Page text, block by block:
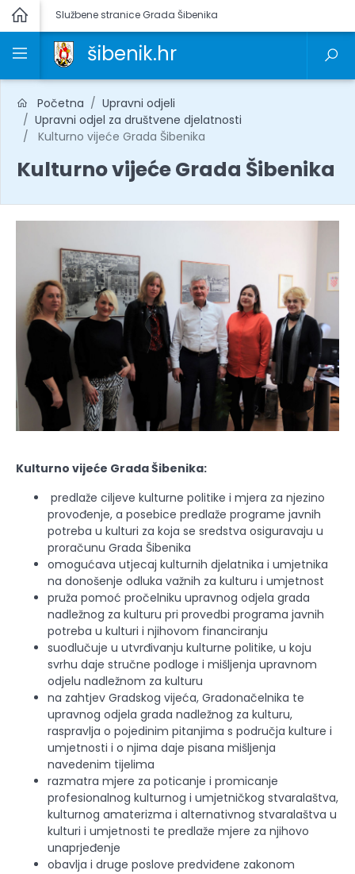
Službene stranice Grada Šibenika
šibenik.hr
Početna
Upravni odjeli
Upravni odjel za društvene djelatnosti
Kulturno vijeće Grada Šibenika
Kulturno vijeće Grada Šibenika
Kulturno vijeće Grada Šibenika:
predla­že ci­ljeve kulturne politike i mjera za ­njezino
provođe­nje, a posebice predlaže programe javnih
potreba u kulturi za koja se sredstva osiguravaju u
proračunu Grada Šibenika
omogućava utjecaj kulturnih djelatnika i umjetnika
na donoše­nje odluka važnih za kulturu i umjetnost
pruža pomoć pročelniku upravnog odjela grada
nadležnog za kulturu pri provedbi programa javnih
potreba u kulturi i njihovom financiranju
suodlučuje u utvrđivanju kulturne politike, u koju
svrhu daje stručne podloge i mišljenja upravnom
odjelu nadležnom za kulturu
na zahtjev Gradskog vijeća, Gradonačelnika te
upravnog odjela grada nadležnog za kulturu,
raspravlja o pojedinim pitanjima s područja kulture i
umjetnosti i o njima daje pisana mišljenja
navedenim tijelima
razmatra mjere za poticanje i promicanje
profesionalnog kulturnog i umjetničkog stvaralaštva,
kulturnog amaterizma i alternativnog stvaralaštva u
kulturi i umjetnosti te predlaže mjere za njihovo
unaprjeđenje
obavlja i druge poslove predviđene zakonom